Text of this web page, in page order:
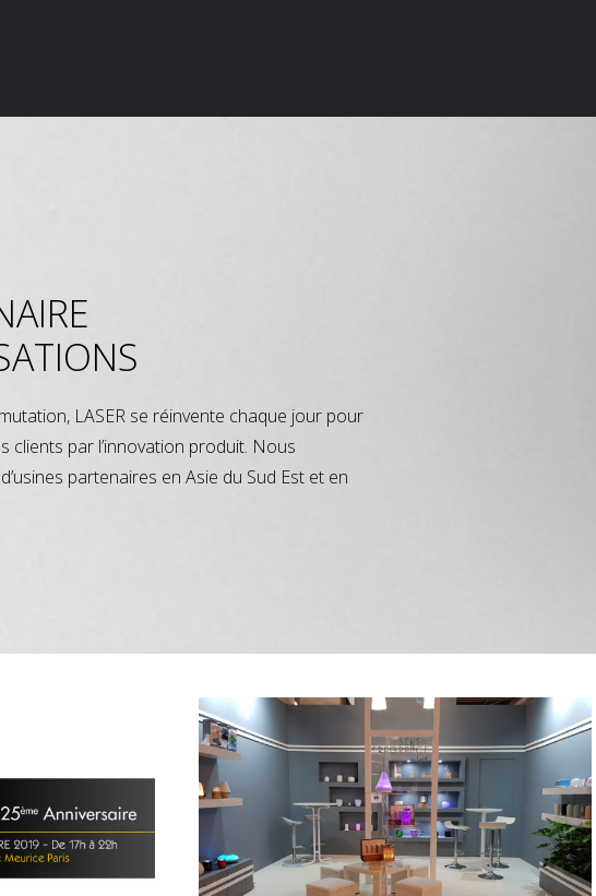
LASER se réinvente chaque jour pour
clients par l’innovation produit. Nous
partenaires en Asie du Sud Est et en